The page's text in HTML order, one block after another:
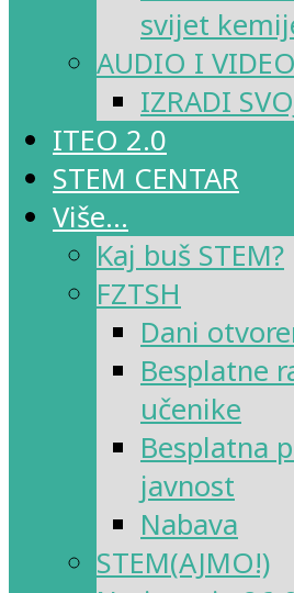
svijet
AUDIO I
IZRADI
ITEO 2.0
STEM CENTAR
Više…
Kaj buš STEM?
FZTSH
Dani
Besplatne
učenike
Besplatna
javnost
Nabava
STEM(AJMO!)